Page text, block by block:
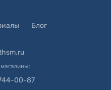
Блог
00-87